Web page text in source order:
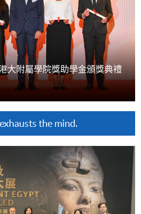
大附屬學院獎助學金頒獎典禮​
the mind.